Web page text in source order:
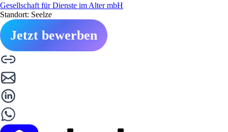
Gesellschaft für Dienste im Alter mbH
Standort: Seelze
Jetzt bewerben